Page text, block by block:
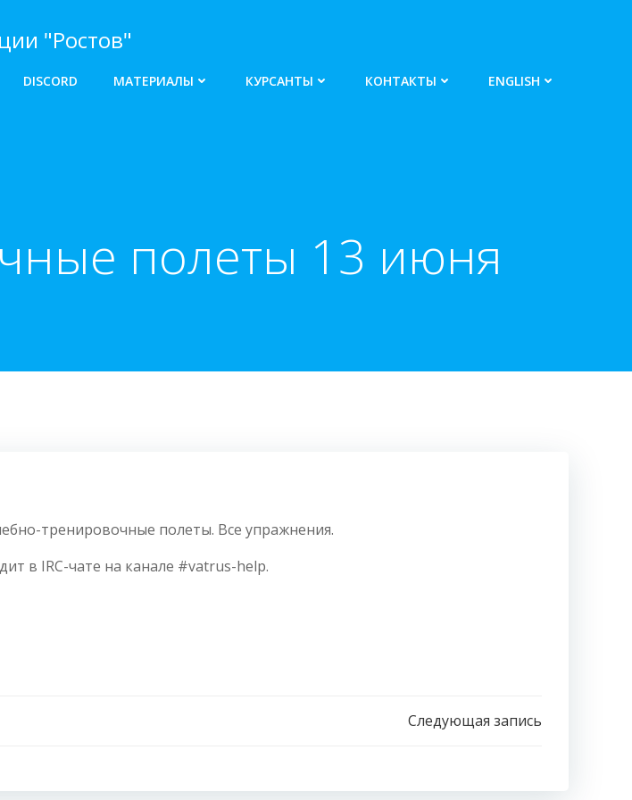
"Ростов"
DISCORD МАТЕРИАЛЫ КУРСАНТЫ КОНТАКТЫ ENGLISH
полеты 13 июня
тренировочные полеты. Все упражнения.
в IRC-чате на канале #vatrus-help.
записям
Следующая запись